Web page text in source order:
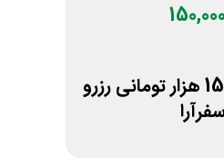
کد تخفیف 150 هزار تومانی رزرو